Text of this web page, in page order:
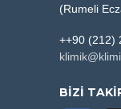
(Rumeli
++90 (212)
BİZİ